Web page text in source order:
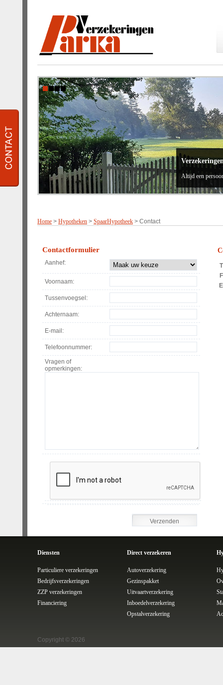
Altijd een
Home > Hypotheken > SpaarHypotheek > Contact
Contactformulier
Aanhef:
Voornaam:
Tussenvoegsel:
Achternaam:
E-mail:
Telefoonnummer:
Vragen of
opmerkingen:
T
F
E
Diensten
Particuliere verzekeringen
Bedrijfsverzekeringen
ZZP verzekeringen
Financiering
Direct verzekeren
Autoverzekering
Gezinspakket
Uitvaartverzekering
Inboedelverzekering
Opstalverzekering
Copyright © 2026